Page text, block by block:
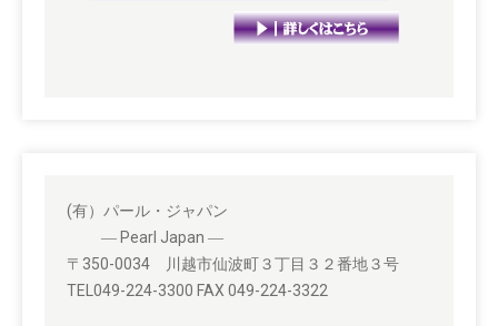
(有）パール・ジャパン
― Pearl Japan ―
〒350-0034 川越市仙波町３丁目３２番地３号
TEL049-224-3300 FAX 049-224-3322